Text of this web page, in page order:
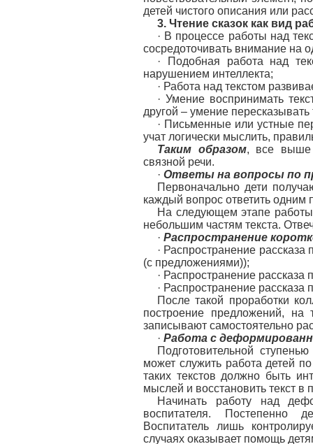
детей чистого описания или
3. Чтение сказок как вид
· В процессе работы над
сосредоточивать внимание на
· Подобная работа над
нарушением интеллекта;
· Работа над текстом
· Умение воспринимать
другой – умение
· Письменные или устные
учат логически мыслить,
Таким образом, все выше
связной речи.
· Ответы на вопросы по
Первоначально дети
каждый вопрос ответить
На следующем этапе
небольшим частям текста.
· Распространение
· Распространение
(с предложениями));
· Распространение
· Распространение
После такой проработки
построение предложений, на
записывают самостоятельно
· Работа с
Подготовительной
может служить работа детей
таких текстов должно быть
мыслей и восстановить текст в
Начинать работу над
воспитателя. Постепенно
Воспитатель лишь
случаях оказывает помощь